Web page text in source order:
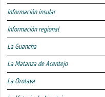
Información insular
Información regional
La Guancha
La Matanza de Acentejo
La Orotava